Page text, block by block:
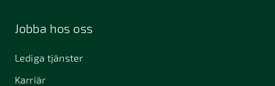
Jobba hos oss
Lediga tjänster
Karriär